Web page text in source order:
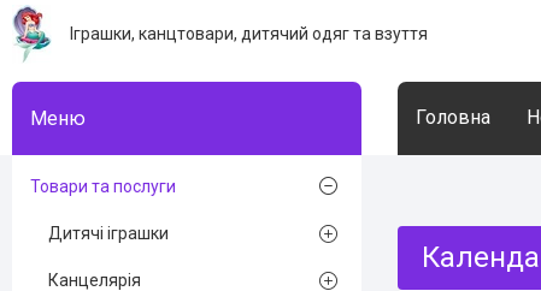
Іграшки, канцтовари, дитячий одяг та взуття
Головна
Товари та послуги
Дитячі іграшки
Канцелярія